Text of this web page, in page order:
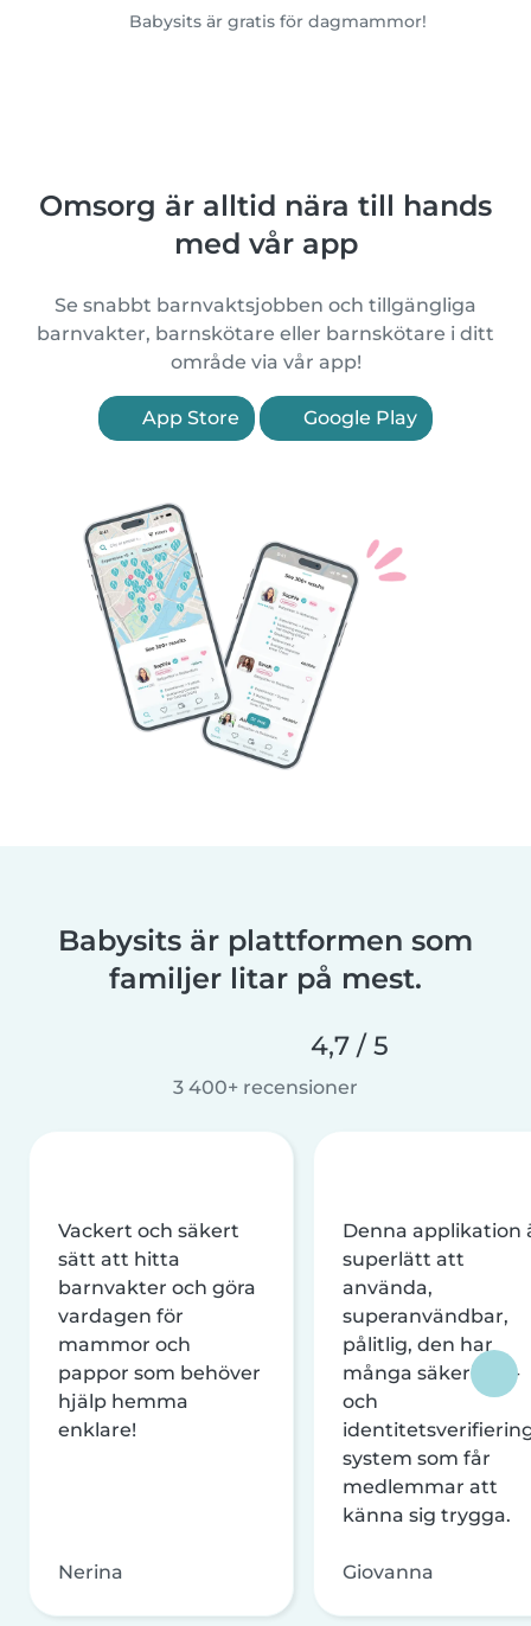
Babysits är gratis för dagmammor!
Omsorg är alltid nära till hands
med vår app
Se snabbt barnvaktsjobben och tillgängliga
barnvakter, barnskötare eller barnskötare i ditt
område via vår app!
App Store Google Play
Babysits är plattformen som
familjer litar på mest.
4,7 / 5
3 400+ recensioner
Vackert och säkert
sätt att hitta
barnvakter och göra
vardagen för
mammor och
pappor som behöver
hjälp hemma
enklare!
Nerina
Denna applikation
superlätt att
använda,
superanvändbar,
pålitlig, den har
många säkerhets-
och
system som får
medlemmar att
känna sig trygga.
Giovanna